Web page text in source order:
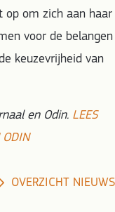
op om zich aan haar
voor de belangen
keuzevrijheid van
en Odin. LEES
ODIN
OVERZICHT NIEUWS